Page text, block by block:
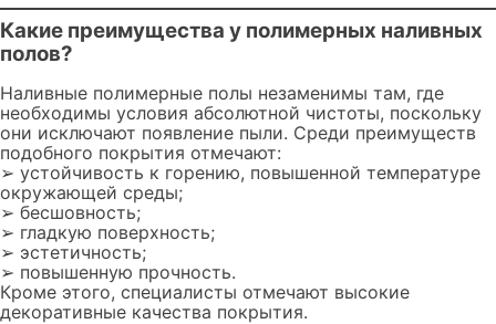
Какие преимущества у полимерных наливных
полов?
Наливные полимерные полы незаменимы там, где
необходимы условия абсолютной чистоты, поскольку
они исключают появление пыли. Среди преимуществ
подобного покрытия отмечают:
➢ устойчивость к горению, повышенной температуре
окружающей среды;
➢ бесшовность;
➢ гладкую поверхность;
➢ эстетичность;
➢ повышенную прочность.
Кроме этого, специалисты отмечают высокие
декоративные качества покрытия.